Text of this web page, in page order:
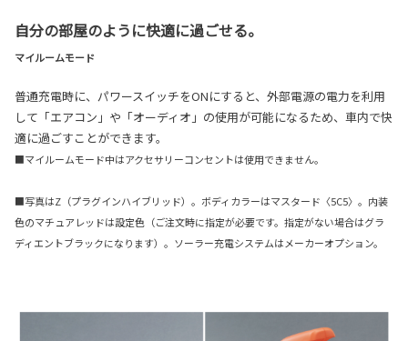
自分の部屋のように快適に過ごせる。
マイルームモード
普通充電時に、パワースイッチをONにすると、外部電源の電力を利用
して「エアコン」や「オーディオ」の使用が可能になるため、車内で快
適に過ごすことができます。
■マイルームモード中はアクセサリーコンセントは使用できません。
■写真はZ（プラグインハイブリッド）。ボディカラーはマスタード〈5C5〉。内装
色のマチュアレッドは設定色（ご注文時に指定が必要です。指定がない場合はグラ
ディエントブラックになります）。ソーラー充電システムはメーカーオプション。